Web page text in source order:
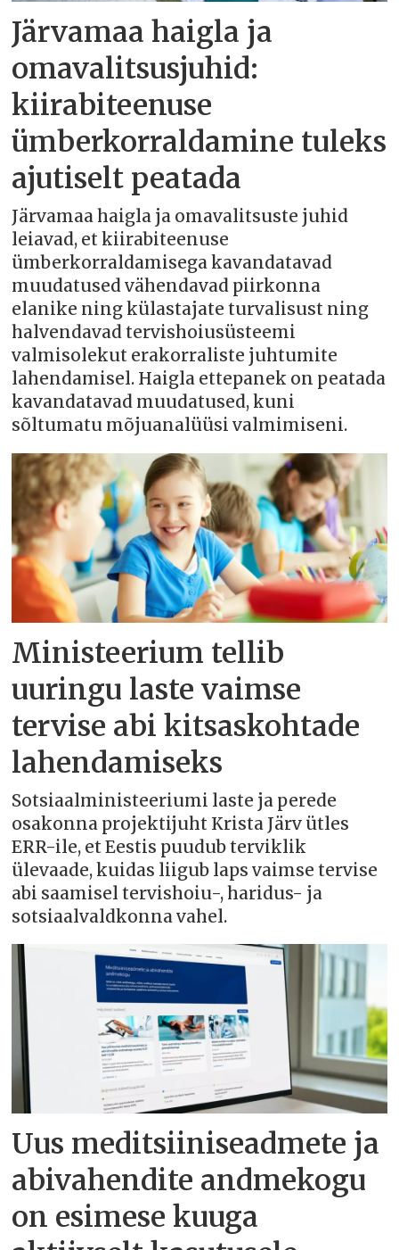
Järvamaa haigla ja
omavalitsusjuhid:
kiirabiteenuse
ümberkorraldamine tuleks
ajutiselt peatada
Järvamaa haigla ja omavalitsuste juhid
leiavad, et kiirabiteenuse
ümberkorraldamisega kavandatavad
muudatused vähendavad piirkonna
elanike ning külastajate turvalisust ning
halvendavad tervishoiusüsteemi
valmisolekut erakorraliste juhtumite
lahendamisel. Haigla ettepanek on peatada
kavandatavad muudatused, kuni
sõltumatu mõjuanalüüsi valmimiseni.
Ministeerium tellib
uuringu laste vaimse
tervise abi kitsaskohtade
lahendamiseks
Sotsiaalministeeriumi laste ja perede
osakonna projektijuht Krista Järv ütles
ERR-ile, et Eestis puudub terviklik
ülevaade, kuidas liigub laps vaimse tervise
abi saamisel tervishoiu-, haridus- ja
sotsiaalvaldkonna vahel.
Uus meditsiiniseadmete ja
abivahendite andmekogu
on esimese kuuga